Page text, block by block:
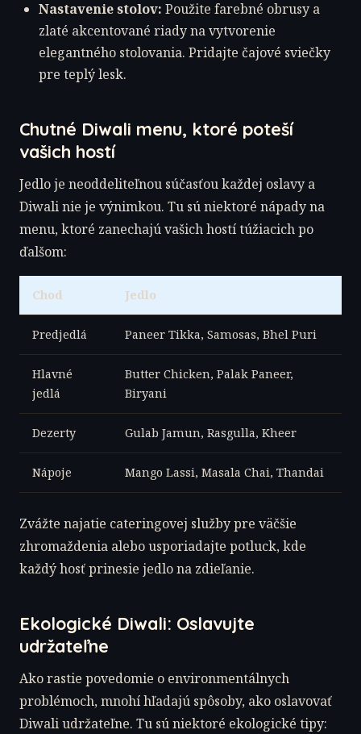
Nastavenie stolov: Použite farebné obrusy a
zlaté akcentované riady na vytvorenie
elegantného stolovania. Pridajte čajové sviečky
pre teplý lesk.
Chutné Diwali menu, ktoré poteší
vašich hostí
Jedlo je neoddeliteľnou súčasťou každej oslavy a
Diwali nie je výnimkou. Tu sú niektoré nápady na
menu, ktoré zanechajú vašich hostí túžiacich po
ďalšom:
Chod Jedlo
Predjedlá Paneer Tikka, Samosas, Bhel Puri
Hlavné
jedlá
Butter Chicken, Palak Paneer,
Biryani
Dezerty Gulab Jamun, Rasgulla, Kheer
Nápoje Mango Lassi, Masala Chai, Thandai
Zvážte najatie cateringovej služby pre väčšie
zhromaždenia alebo usporiadajte potluck, kde
každý hosť prinesie jedlo na zdieľanie.
Ekologické Diwali: Oslavujte
udržateľne
Ako rastie povedomie o environmentálnych
problémoch, mnohí hľadajú spôsoby, ako oslavovať
Diwali udržateľne. Tu sú niektoré ekologické tipy: